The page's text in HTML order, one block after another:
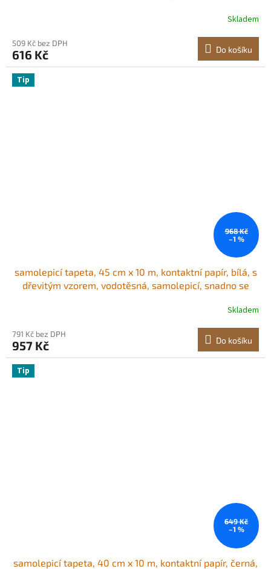
vinylová role do ložnice, kuchyně, kanceláře, koupelny
Skladem
509 Kč bez DPH
616 Kč Do košíku
Tip
968 Kč
–1 %
samolepicí tapeta, 45 cm x 10 m, kontaktní papír, bílá, s
dřevitým vzorem, vodotěsná, samolepicí, snadno se
ložnice, kuchyně, kanceláře, koupelny, psacího stolu
Skladem
791 Kč bez DPH
957 Kč Do košíku
Tip
649 Kč
–1 %
samolepicí tapeta, 40 cm x 10 m, kontaktní papír, černá,